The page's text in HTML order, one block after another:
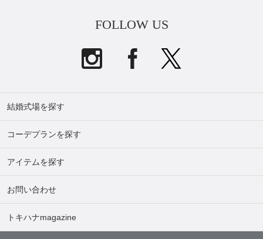
FOLLOW US
結婚式場を探す
コーデプランを探す
アイテムを探す
お問い合わせ
トキハナmagazine